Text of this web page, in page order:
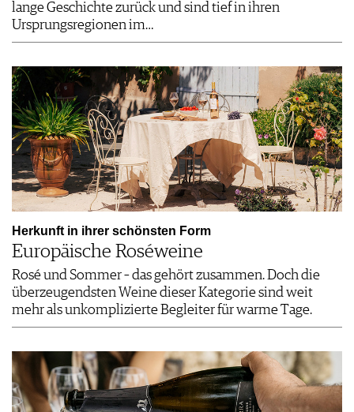
lange Geschichte zurück und sind tief in ihren
Ursprungsregionen im…
Herkunft in ihrer schönsten Form
Europäische Roséweine
Rosé und Sommer – das gehört zusammen. Doch die
überzeugendsten Weine dieser Kategorie sind weit
mehr als unkomplizierte Begleiter für warme Tage.